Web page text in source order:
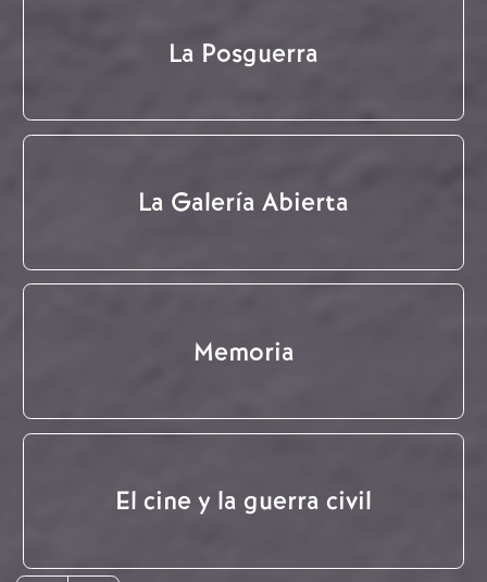
La Posguerra
La Galería Abierta
Memoria
El cine y la guerra civil